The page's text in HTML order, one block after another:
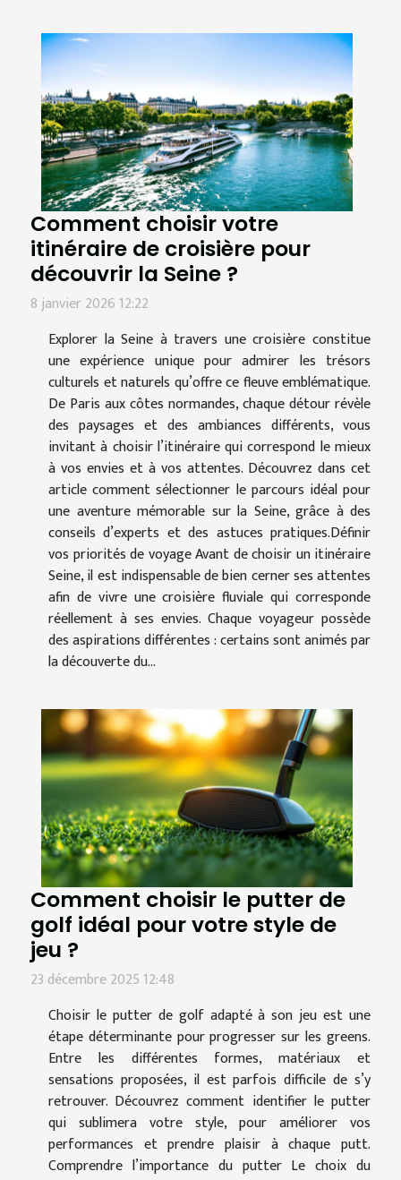
Comment choisir votre
itinéraire de croisière pour
découvrir la Seine ?
8 janvier 2026 12:22
Explorer la Seine à travers une croisière constitue
une expérience unique pour admirer les trésors
culturels et naturels qu’offre ce fleuve emblématique.
De Paris aux côtes normandes, chaque détour révèle
des paysages et des ambiances différents, vous
invitant à choisir l’itinéraire qui correspond le mieux
à vos envies et à vos attentes. Découvrez dans cet
article comment sélectionner le parcours idéal pour
une aventure mémorable sur la Seine, grâce à des
conseils d’experts et des astuces pratiques.Définir
vos priorités de voyage Avant de choisir un itinéraire
Seine, il est indispensable de bien cerner ses attentes
afin de vivre une croisière fluviale qui corresponde
réellement à ses envies. Chaque voyageur possède
des aspirations différentes : certains sont animés par
la découverte du...
Comment choisir le putter de
golf idéal pour votre style de
jeu ?
23 décembre 2025 12:48
Choisir le putter de golf adapté à son jeu est une
étape déterminante pour progresser sur les greens.
Entre les différentes formes, matériaux et
sensations proposées, il est parfois difficile de s’y
retrouver. Découvrez comment identifier le putter
qui sublimera votre style, pour améliorer vos
performances et prendre plaisir à chaque putt.
Comprendre l’importance du putter Le choix du